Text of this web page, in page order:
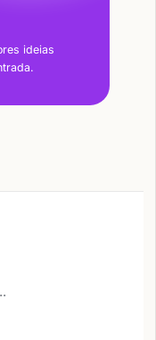
ideias